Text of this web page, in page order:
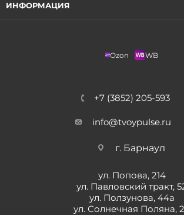
ИНФОРМАЦИЯ
Ozon WB
+7 (3852) 205-593
info@tvoypulse.ru
г. Барнаул
ул. Попова, 214
ул. Павловский тракт,
ул. Ползунова, 44а
ул. Солнечная Поляна,